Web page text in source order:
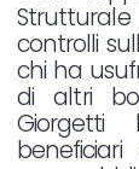
controlli
chi ha
di altri
beneficiari